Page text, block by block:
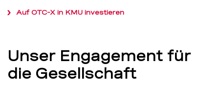
Auf OTC-X in KMU investieren
Unser Engagement für
die Gesellschaft